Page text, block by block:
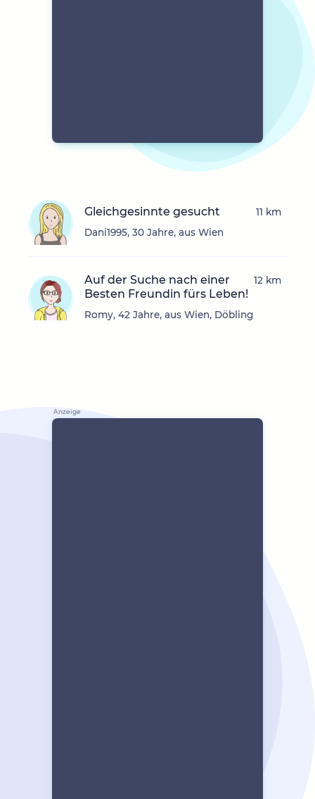
Gleichgesinnte gesucht
Dani1995, 30 Jahre, aus Wien
11 km
Auf der Suche nach einer
Besten Freundin fürs Leben!
Romy, 42 Jahre, aus Wien, Döbling
12 km